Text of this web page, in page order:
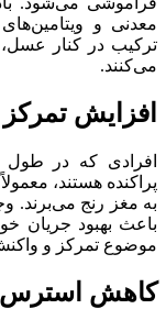
معدنی و
ترکیب در کنار
می‌کنند.
افزایش
افرادی که در طول
پراکنده هستند،
به مغز رنج می‌برند.
باعث بهبود جریان
موضوع تمرکز و
کاهش